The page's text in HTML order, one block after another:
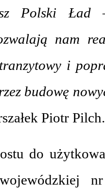
Polski Ład
nam
i
budowę
Piotr Pilch.
do